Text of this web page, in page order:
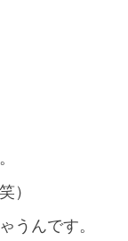
）
うんです。